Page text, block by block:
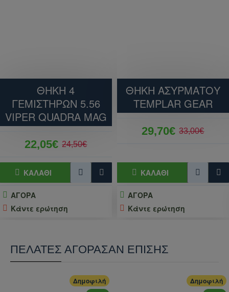
ΘΗΚΗ 4
ΓΕΜΙΣΤΗΡΩΝ 5.56
VIPER QUADRA MAG
22,05€ 24,50€
ΚΑΛΆΘΙ
ΑΓΟΡΑ
Κάντε ερώτηση
ΘΗΚΗ ΑΣΥΡΜΑΤΟΥ
TEMPLAR GEAR
29,70€ 33,00€
ΚΑΛΆΘΙ
ΑΓΟΡΑ
Κάντε ερώτηση
ΠΕΛΆΤΕΣ ΑΓΌΡΑΣΑΝ ΕΠΊΣΗΣ
Δημοφιλή
Δημοφιλή